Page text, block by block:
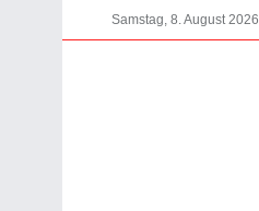
Samstag, 8. August 2026